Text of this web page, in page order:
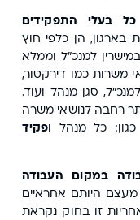
בעלי התפקידים
בארגון, הן כלפי חוץ
למנכ"ל וממלא
משרות כמו דירקטור,
סגן מנהל ועוד.
רחבה לנושאי משרה
כל מנהל ופקיד
במקום העבודה
מעצם היותם אחראיים
זו בחוק נקראת